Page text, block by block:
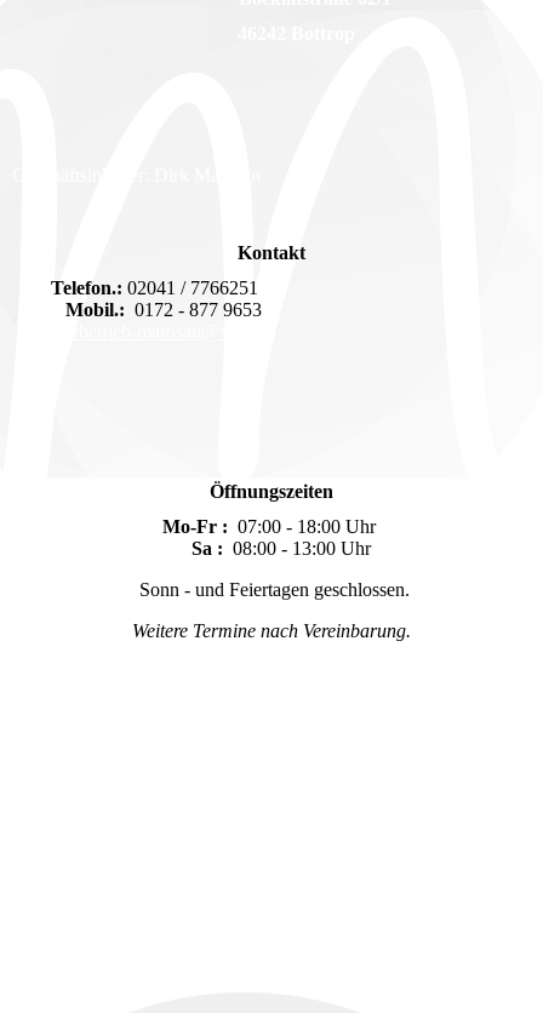
Kontakt
Telefon.: 02041 / 7766251
Mobil.: 0172 - 877 9653
Öffnungszeiten
Mo-Fr : 07:00 - 18:00 Uhr
Sa : 08:00 - 13:00 Uhr
Sonn - und Feiertagen geschlossen.
Weitere Termine nach Vereinbarung.